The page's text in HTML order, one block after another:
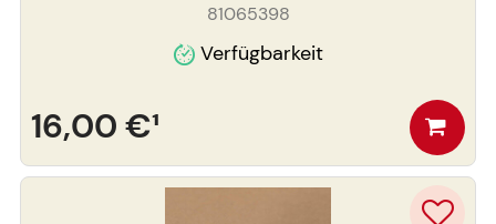
81065398
Verfügbarkeit
16,00 €¹